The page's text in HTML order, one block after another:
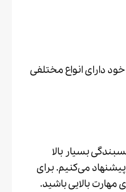
دارای انواع مختلفی
بسیار بالا
می‌کنیم. برای
مهارت بالایی باشید.